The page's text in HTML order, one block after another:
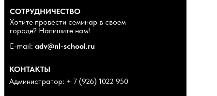
E-mail: adv@nl-school.ru
СОТРУДНИЧЕСТВО
Хотите провести семинар в своем
городе? Напишите нам!
КОНТАКТЫ
Администратор: + 7 (926) 1022 950